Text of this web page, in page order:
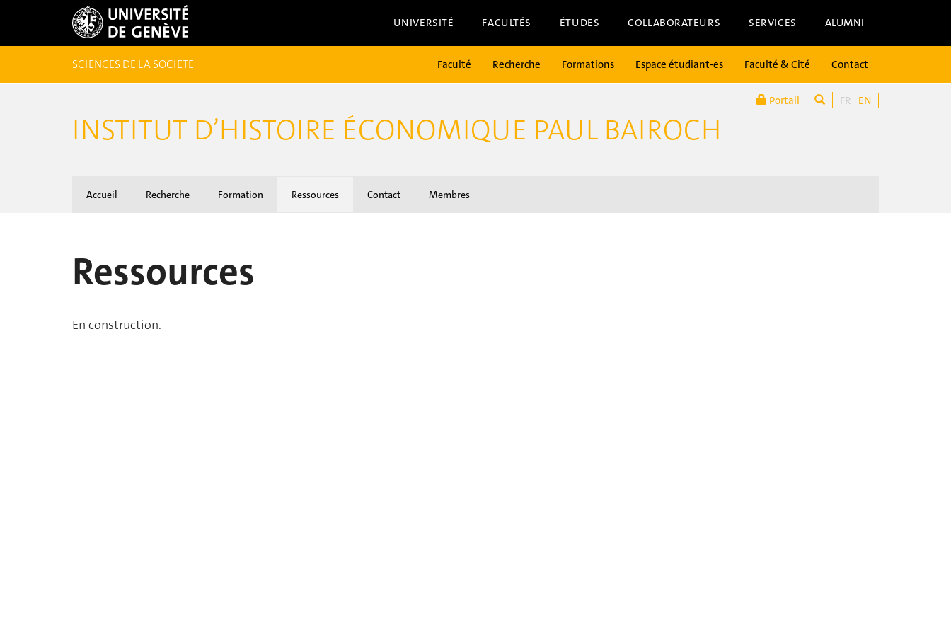
UNIVERSITÉ FACULTÉS ÉTUDES COLLABORATEURS SERVICES ALUMNI
Portail FR EN
SCIENCES DE LA SOCIÉTÉ Faculté Recherche Formations Espace étudiant-es Faculté & Cité Contact
INSTITUT D’HISTOIRE ÉCONOMIQUE PAUL BAIROCH
Accueil Recherche Formation Ressources Contact Membres
Ressources
En construction.